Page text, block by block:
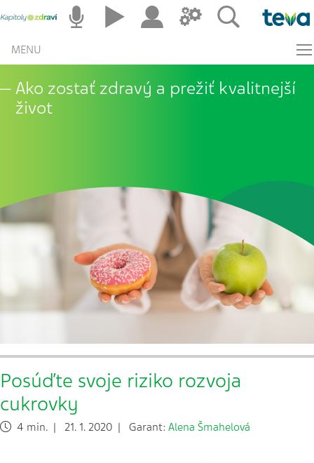
MENU
Ako zostať zdravý a prežiť kvalitnejší
život
Posúďte svoje riziko rozvoja
cukrovky
4 min. | 21. 1. 2020 | Garant: Alena Šmahelová